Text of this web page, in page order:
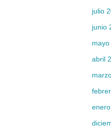
julio
junio
abril